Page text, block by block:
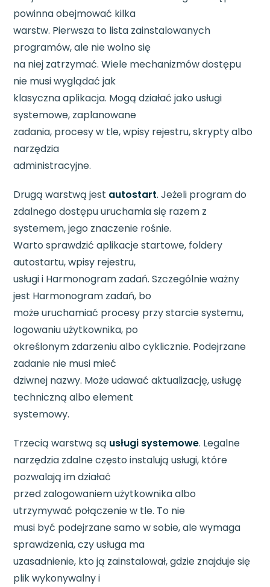
powinna obejmować kilka
warstw. Pierwsza to lista zainstalowanych
programów, ale nie wolno się
na niej zatrzymać. Wiele mechanizmów dostępu
nie musi wyglądać jak
klasyczna aplikacja. Mogą działać jako usługi
systemowe, zaplanowane
zadania, procesy w tle, wpisy rejestru, skrypty albo
narzędzia
administracyjne.
Drugą warstwą jest autostart. Jeżeli program do
zdalnego dostępu uruchamia się razem z
systemem, jego znaczenie rośnie.
Warto sprawdzić aplikacje startowe, foldery
autostartu, wpisy rejestru,
usługi i Harmonogram zadań. Szczególnie ważny
jest Harmonogram zadań, bo
może uruchamiać procesy przy starcie systemu,
logowaniu użytkownika, po
określonym zdarzeniu albo cyklicznie. Podejrzane
zadanie nie musi mieć
dziwnej nazwy. Może udawać aktualizację, usługę
techniczną albo element
systemowy.
Trzecią warstwą są usługi systemowe. Legalne
narzędzia zdalne często instalują usługi, które
pozwalają im działać
przed zalogowaniem użytkownika albo
utrzymywać połączenie w tle. To nie
musi być podejrzane samo w sobie, ale wymaga
sprawdzenia, czy usługa ma
uzasadnienie, kto ją zainstalował, gdzie znajduje się
plik wykonywalny i